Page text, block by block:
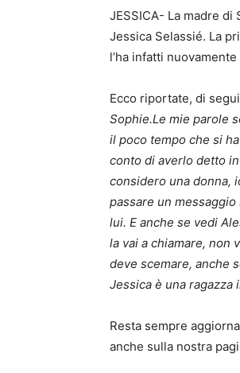
JESSICA- La madre
Jessica Selassié. La
l’ha infatti
Ecco riportate, di
Sophie.Le mie parole
il poco tempo che si
conto di averlo detto
considero una donna,
passare un
lui. E anche se vedi
la vai a chiamare, non
deve scemare, anche
Jessica è una ragazza
Resta sempre
anche sulla nostra